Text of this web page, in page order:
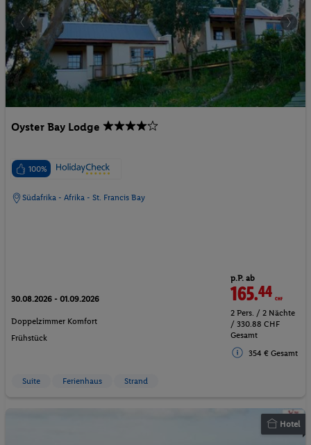
Oyster Bay Lodge
100%
Südafrika - Afrika - St. Francis Bay
30.08.2026 - 01.09.2026
Doppelzimmer Komfort
Frühstück
p.P. ab
165.44CHF
2 Pers. / 2 Nächte
/ 330.88 CHF
Gesamt
354 € Gesamt
Suite Ferienhaus Strand
Hotel